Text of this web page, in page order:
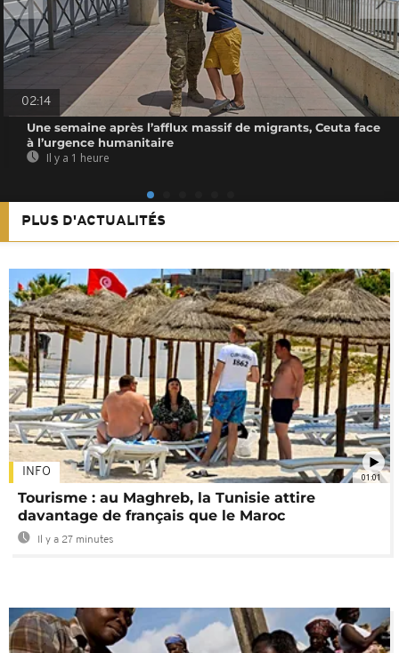
02:14
Une semaine après l’afflux massif de migrants, Ceuta face
à l’urgence humanitaire
Il y a 1 heure
PLUS D'ACTUALITÉS
01:01
INFO
Tourisme : au Maghreb, la Tunisie attire
davantage de français que le Maroc
Il y a 27 minutes